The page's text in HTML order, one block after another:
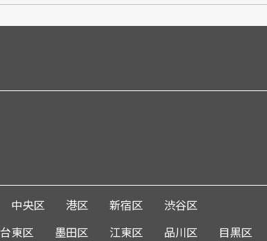
中央区 港区 新宿区
渋谷区
台東区 墨田区 江東区 品川区 目黒区